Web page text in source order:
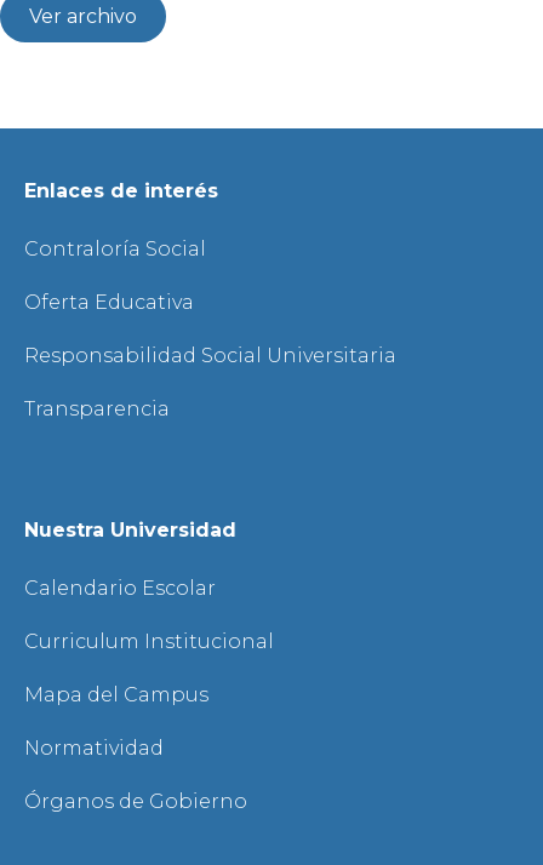
Ver archivo
Enlaces de interés
Contraloría Social
Oferta Educativa
Responsabilidad Social Universitaria
Transparencia
Nuestra Universidad
Calendario Escolar
Curriculum Institucional
Mapa del Campus
Normatividad
Órganos de Gobierno